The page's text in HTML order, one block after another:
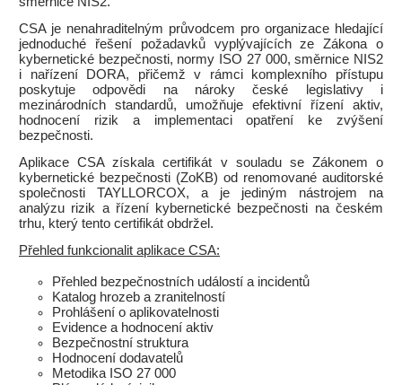
CSA je nenahraditelným průvodcem pro organizace hledající
jednoduché řešení požadavků vyplývajících ze Zákona o
kybernetické bezpečnosti, normy ISO 27 000, směrnice NIS2
i nařízení DORA, přičemž v rámci komplexního přístupu
poskytuje odpovědi na nároky české legislativy i
mezinárodních standardů, umožňuje efektivní řízení aktiv,
hodnocení rizik a implementaci opatření ke zvýšení
bezpečnosti.
Aplikace CSA získala certifikát v souladu se Zákonem o
kybernetické bezpečnosti (ZoKB) od renomované auditorské
společnosti TAYLLORCOX, a je jediným nástrojem na
analýzu rizik a řízení kybernetické bezpečnosti na českém
trhu, který tento certifikát obdržel.
Přehled funkcionalit aplikace CSA:
Přehled bezpečnostních událostí a incidentů
Katalog hrozeb a zranitelností
Prohlášení o aplikovatelnosti
Evidence a hodnocení aktiv
Bezpečnostní struktura
Hodnocení dodavatelů
Metodika ISO 27 000